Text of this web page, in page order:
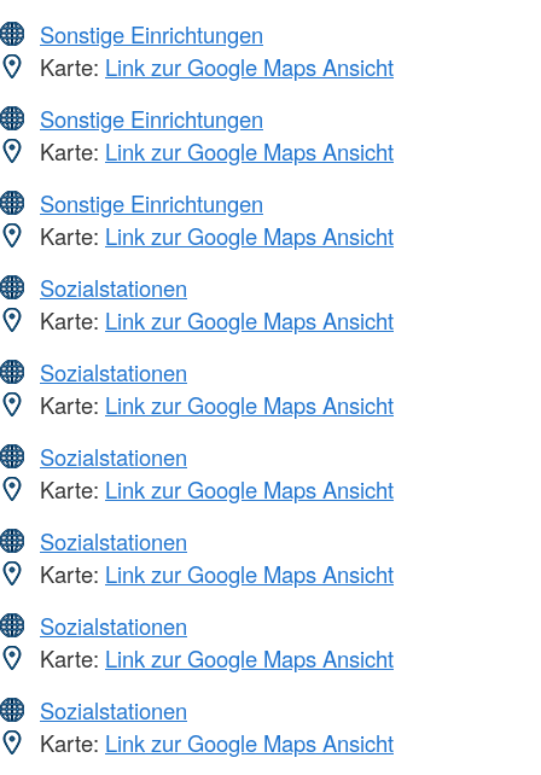
Sonstige Einrichtungen
Karte: Link zur Google Maps Ansicht
Sonstige Einrichtungen
Karte: Link zur Google Maps Ansicht
Sonstige Einrichtungen
Karte: Link zur Google Maps Ansicht
Sozialstationen
Karte: Link zur Google Maps Ansicht
Sozialstationen
Karte: Link zur Google Maps Ansicht
Sozialstationen
Karte: Link zur Google Maps Ansicht
Sozialstationen
Karte: Link zur Google Maps Ansicht
Sozialstationen
Karte: Link zur Google Maps Ansicht
Sozialstationen
Karte: Link zur Google Maps Ansicht